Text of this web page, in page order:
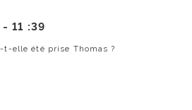
-11 :39
t-elle été prise Thomas ?